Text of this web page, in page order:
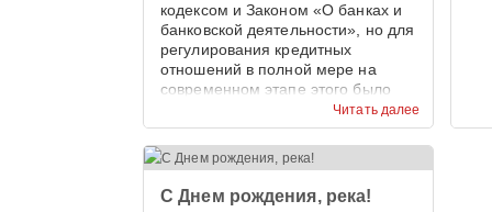
Читать далее
кодексом и Законом «О банках и
банковской деятельности», но для
регулирования кредитных
отношений в полной мере на
современном этапе этого было
С Днем рождения, река!